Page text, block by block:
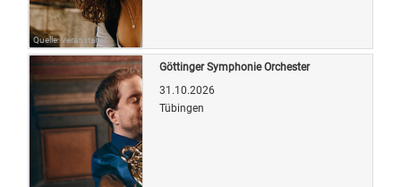
Quelle: Veranstalter
Göttinger Symphonie Orchester
31.10.2026
Tübingen